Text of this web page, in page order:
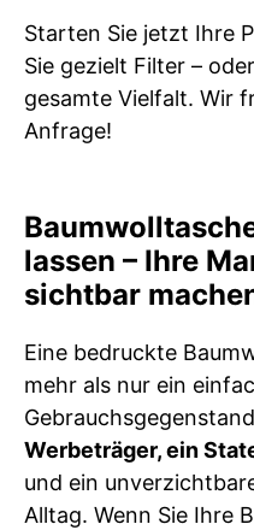
Starten Sie jetzt Ihre
Sie gezielt Filter –
gesamte Vielfalt. Wir
Anfrage!
lassen – Ihre
sichtbar
Eine bedruckte
mehr als nur ein
Werbeträger, ein
und ein
Alltag. Wenn Sie Ihre